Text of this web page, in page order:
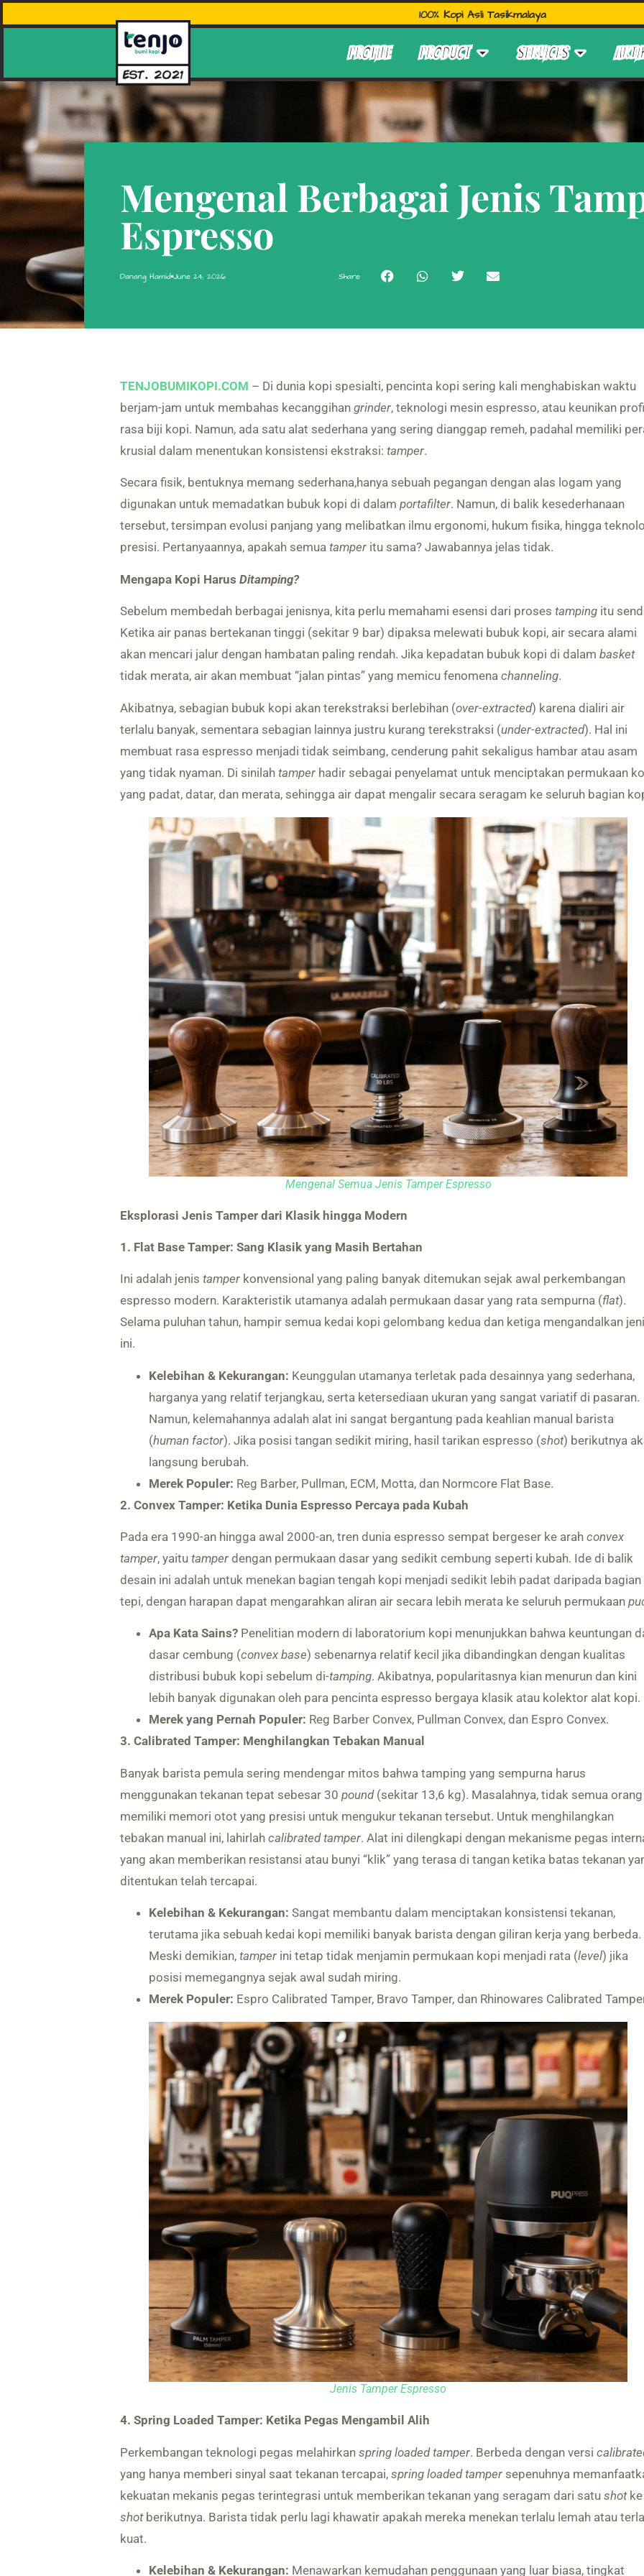
100% Kopi Asli Tasikmalaya
PROFILE PRODUCT SERVICES
Mengenal Berbagai Jenis
Espresso
Danang Hamid June 24, 2026 Share
TENJOBUMIKOPI.COM – Di dunia kopi spesialti, pencinta kopi sering kali menghabiskan waktu
berjam-jam untuk membahas kecanggihan grinder, teknologi mesin espresso, atau keunikan
rasa biji kopi. Namun, ada satu alat sederhana yang sering dianggap remeh, padahal memiliki
krusial dalam menentukan konsistensi ekstraksi: tamper.
Secara fisik, bentuknya memang sederhana,hanya sebuah pegangan dengan alas logam yang
digunakan untuk memadatkan bubuk kopi di dalam portafilter. Namun, di balik kesederhanaan
tersebut, tersimpan evolusi panjang yang melibatkan ilmu ergonomi, hukum fisika, hingga
presisi. Pertanyaannya, apakah semua tamper itu sama? Jawabannya jelas tidak.
Mengapa Kopi Harus Ditamping?
Sebelum membedah berbagai jenisnya, kita perlu memahami esensi dari proses tamping itu
Ketika air panas bertekanan tinggi (sekitar 9 bar) dipaksa melewati bubuk kopi, air secara alami
akan mencari jalur dengan hambatan paling rendah. Jika kepadatan bubuk kopi di dalam basket
tidak merata, air akan membuat “jalan pintas” yang memicu fenomena channeling.
Akibatnya, sebagian bubuk kopi akan terekstraksi berlebihan (over-extracted) karena dialiri air
terlalu banyak, sementara sebagian lainnya justru kurang terekstraksi (under-extracted). Hal ini
membuat rasa espresso menjadi tidak seimbang, cenderung pahit sekaligus hambar atau asam
yang tidak nyaman. Di sinilah tamper hadir sebagai penyelamat untuk menciptakan permukaan
yang padat, datar, dan merata, sehingga air dapat mengalir secara seragam ke seluruh bagian
Mengenal Semua Jenis Tamper Espresso
Eksplorasi Jenis Tamper dari Klasik hingga Modern
1. Flat Base Tamper: Sang Klasik yang Masih Bertahan
Ini adalah jenis tamper konvensional yang paling banyak ditemukan sejak awal perkembangan
espresso modern. Karakteristik utamanya adalah permukaan dasar yang rata sempurna (flat).
Selama puluhan tahun, hampir semua kedai kopi gelombang kedua dan ketiga mengandalkan
ini.
Kelebihan & Kekurangan: Keunggulan utamanya terletak pada desainnya yang sederhana,
harganya yang relatif terjangkau, serta ketersediaan ukuran yang sangat variatif di pasaran.
Namun, kelemahannya adalah alat ini sangat bergantung pada keahlian manual barista
(human factor). Jika posisi tangan sedikit miring, hasil tarikan espresso (shot) berikutnya
langsung berubah.
Merek Populer: Reg Barber, Pullman, ECM, Motta, dan Normcore Flat Base.
2. Convex Tamper: Ketika Dunia Espresso Percaya pada Kubah
Pada era 1990-an hingga awal 2000-an, tren dunia espresso sempat bergeser ke arah convex
tamper, yaitu tamper dengan permukaan dasar yang sedikit cembung seperti kubah. Ide di balik
desain ini adalah untuk menekan bagian tengah kopi menjadi sedikit lebih padat daripada bagian
tepi, dengan harapan dapat mengarahkan aliran air secara lebih merata ke seluruh permukaan
Apa Kata Sains? Penelitian modern di laboratorium kopi menunjukkan bahwa keuntungan
dasar cembung (convex base) sebenarnya relatif kecil jika dibandingkan dengan kualitas
distribusi bubuk kopi sebelum di-tamping. Akibatnya, popularitasnya kian menurun dan kini
lebih banyak digunakan oleh para pencinta espresso bergaya klasik atau kolektor alat kopi.
Merek yang Pernah Populer: Reg Barber Convex, Pullman Convex, dan Espro Convex.
3. Calibrated Tamper: Menghilangkan Tebakan Manual
Banyak barista pemula sering mendengar mitos bahwa tamping yang sempurna harus
menggunakan tekanan tepat sebesar 30 pound(sekitar 13,6 kg). Masalahnya, tidak semua orang
memiliki memori otot yang presisi untuk mengukur tekanan tersebut. Untuk menghilangkan
tebakan manual ini, lahirlah calibrated tamper. Alat ini dilengkapi dengan mekanisme pegas
yang akan memberikan resistansi atau bunyi “klik” yang terasa di tangan ketika batas tekanan
ditentukan telah tercapai.
Kelebihan & Kekurangan: Sangat membantu dalam menciptakan konsistensi tekanan,
terutama jika sebuah kedai kopi memiliki banyak barista dengan giliran kerja yang berbeda.
Meski demikian, tamper ini tetap tidak menjamin permukaan kopi menjadi rata (level) jika
posisi memegangnya sejak awal sudah miring.
Merek Populer: Espro Calibrated Tamper, Bravo Tamper, dan Rhinowares Calibrated
Jenis Tamper Espresso
4. Spring Loaded Tamper: Ketika Pegas Mengambil Alih
Perkembangan teknologi pegas melahirkan spring loaded tamper. Berbeda dengan versi
yang hanya memberi sinyal saat tekanan tercapai, spring loaded tamper sepenuhnya
kekuatan mekanis pegas terintegrasi untuk memberikan tekanan yang seragam dari satu shotke
shotberikutnya. Barista tidak perlu lagi khawatir apakah mereka menekan terlalu lemah atau
kuat.
Kelebihan & Kekurangan: Menawarkan kemudahan penggunaan yang luar biasa, tingkat